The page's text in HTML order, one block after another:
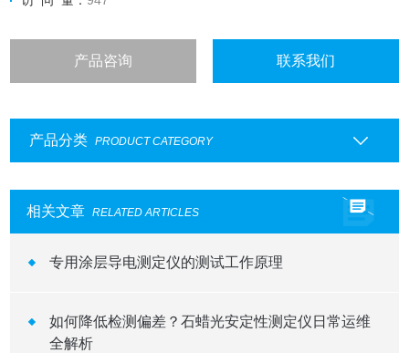
产品咨询 联系我们
产品分类 PRODUCT CATEGORY
相关文章 RELATED ARTICLES
专用涂层导电测定仪的测试工作原理
如何降低检测偏差？石蜡光安定性测定仪日常运维
全解析